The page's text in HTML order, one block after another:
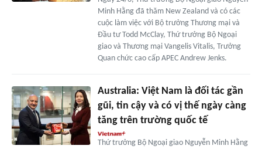
Minh Hằng đã thăm New Zealand và có các
cuộc làm việc với Bộ trưởng Thương mại và
Đầu tư Todd McClay, Thứ trưởng Bộ Ngoại
giao và Thương mại Vangelis Vitalis, Trưởng
Quan chức cao cấp APEC Andrew Jenks.
Australia: Việt Nam là đối tác gần
gũi, tin cậy và có vị thế ngày càng
tăng trên trường quốc tế
Thứ trưởng Bộ Ngoại giao Nguyễn Minh Hằng